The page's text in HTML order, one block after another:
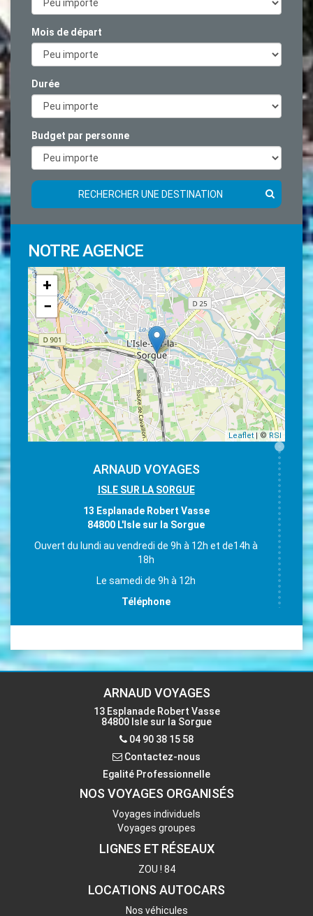
Mois de départ
Durée
Budget par personne
RECHERCHER UNE DESTINATION
NOTRE AGENCE
+
−
Leaflet| ©RSI
ARNAUD VOYAGES
ISLE SUR LA SORGUE
13 Esplanade Robert Vasse
84800 L'Isle sur la Sorgue
Ouvert du lundi au vendredi de 9h à 12h et de14h à
18h
Le samedi de 9h à 12h
Téléphone
accueil-isle@voyages-arnaud.fr
Contactez-nous
ARNAUD VOYAGES
13 Esplanade Robert Vasse
84800 Isle sur la Sorgue
04 90 38 15 58
Contactez-nous
Egalité Professionnelle
NOS VOYAGES ORGANISÉS
Voyages individuels
Voyages groupes
LIGNES ET RÉSEAUX
ZOU ! 84
LOCATIONS AUTOCARS
Nos véhicules